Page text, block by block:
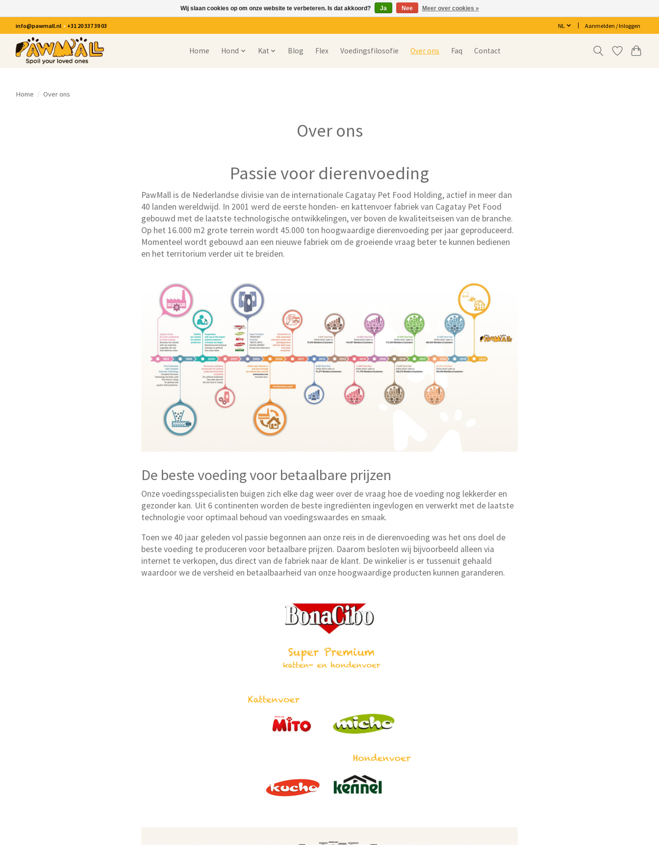
info@pawmall.nl • +31 20 337 39 03 NL Aanmelden / Inloggen
Home Hond Kat Blog Flex Voedingsfilosofie Over ons Faq Contact
Home / Over ons
Over ons
Passie voor dierenvoeding
PawMall is de Nederlandse divisie van de internationale Cagatay Pet Food Holding, actief in meer dan
40 landen wereldwijd. In 2001 werd de eerste honden- en kattenvoer fabriek van Cagatay Pet Food
gebouwd met de laatste technologische ontwikkelingen, ver boven de kwaliteitseisen van de branche.
Op het 16.000 m2 grote terrein wordt 45.000 ton hoogwaardige dierenvoeding per jaar geproduceerd.
Momenteel wordt gebouwd aan een nieuwe fabriek om de groeiende vraag beter te kunnen bedienen
en het territorium verder uit te breiden.
De beste voeding voor betaalbare prijzen
Onze voedingsspecialisten buigen zich elke dag weer over de vraag hoe de voeding nog lekkerder en
gezonder kan. Uit 6 continenten worden de beste ingrediënten ingevlogen en verwerkt met de laatste
technologie voor optimaal behoud van voedingswaardes en smaak.
Toen we 40 jaar geleden vol passie begonnen aan onze reis in de dierenvoeding was het ons doel de
beste voeding te produceren voor betaalbare prijzen. Daarom besloten wij bijvoorbeeld alleen via
internet te verkopen, dus direct van de fabriek naar de klant. De winkelier is er tussenuit gehaald
waardoor we de versheid en betaalbaarheid van onze hoogwaardige producten kunnen garanderen.
Wij slaan cookies op om onze website te verbeteren. Is dat akkoord? Ja Nee Meer over cookies »